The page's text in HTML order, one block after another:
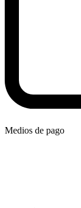
Medios de pago